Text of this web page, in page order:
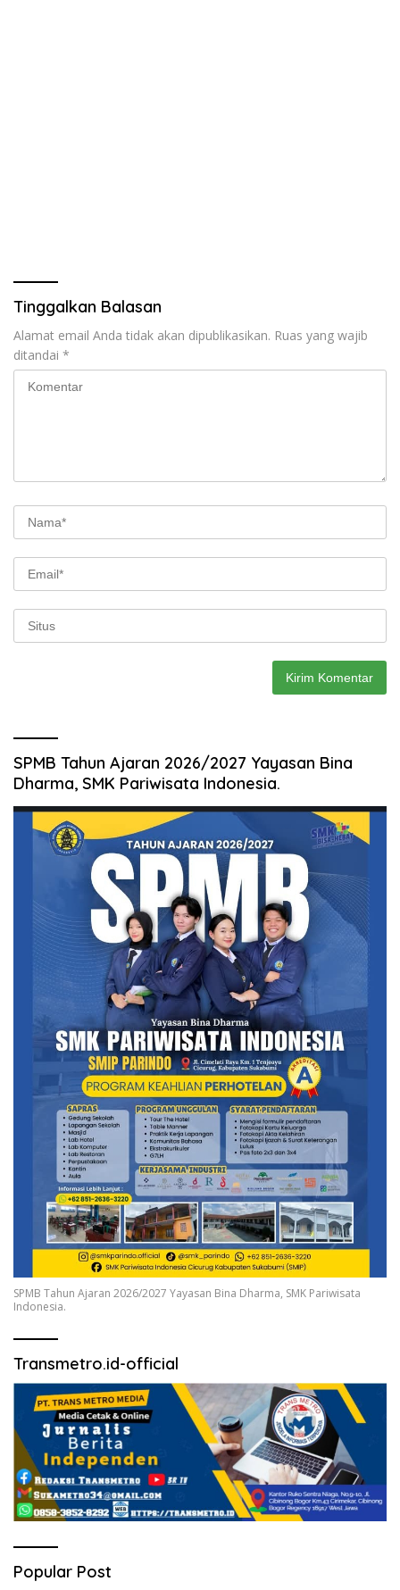
Tinggalkan Balasan
Alamat email Anda tidak akan dipublikasikan. Ruas yang wajib
ditandai *
SPMB Tahun Ajaran 2026/2027 Yayasan Bina
Dharma, SMK Pariwisata Indonesia.
SPMB Tahun Ajaran 2026/2027 Yayasan Bina Dharma, SMK Pariwisata
Indonesia.
Transmetro.id-official
Popular Post